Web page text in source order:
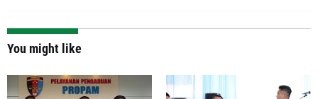
You might like